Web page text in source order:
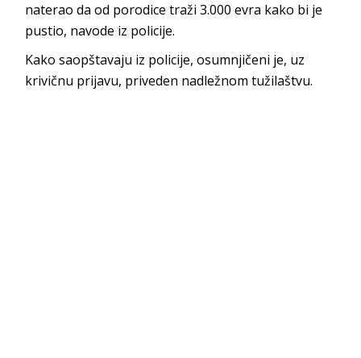
naterao da od porodice traži 3.000 evra kako bi je
pustio, navode iz policije.
Kako saopštavaju iz policije, osumnjičeni je, uz
krivičnu prijavu, priveden nadležnom tužilaštvu.